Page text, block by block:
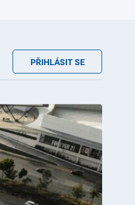
PŘIHLÁSIT SE